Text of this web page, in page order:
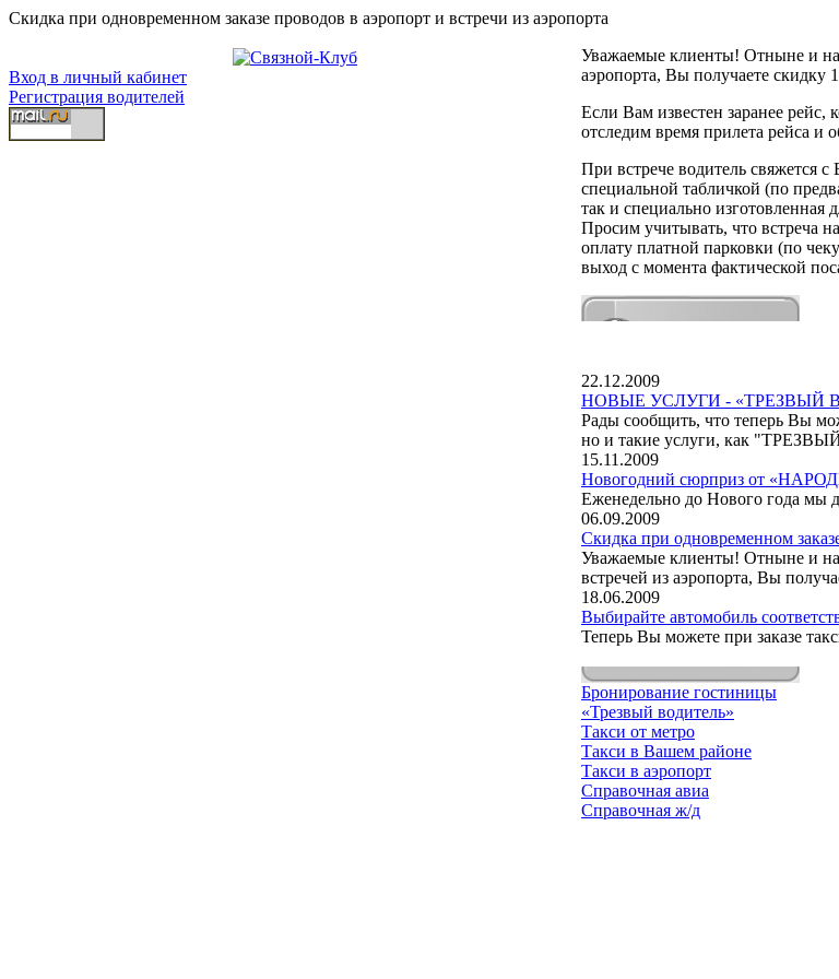
Скидка при одновременном заказе проводов в аэропорт и встречи из аэропорта
Вход в личный кабинет
Регистрация водителей
Уважаемые клиенты! Отныне и
аэропорта, Вы получаете скидку
Если Вам известен заранее
отследим время прилета рейса и
При встрече водитель свяжется
специальной табличкой (по
так и специально
Просим учитывать, что встреча
оплату платной парковки (по
выход с момента фактической
22.12.2009
НОВЫЕ УСЛУГИ - «ТРЕЗВЫЙ
Рады сообщить, что теперь Вы
но и такие услуги, как
15.11.2009
Новогодний сюрприз от
Еженедельно до Нового года мы
06.09.2009
Скидка при одновременном
Уважаемые клиенты! Отныне и
встречей из аэропорта, Вы
18.06.2009
Выбирайте автомобиль
Теперь Вы можете при заказе
Бронирование гостиницы
«Трезвый водитель»
Такси от метро
Такси в Вашем районе
Такси в аэропорт
Справочная авиа
Справочная ж/д